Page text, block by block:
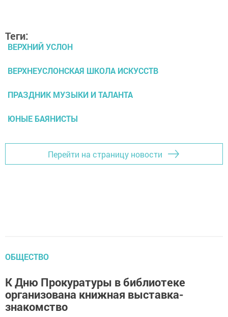
Теги:
ВЕРХНИЙ УСЛОН
ВЕРХНЕУСЛОНСКАЯ ШКОЛА ИСКУССТВ
ПРАЗДНИК МУЗЫКИ И ТАЛАНТА
ЮНЫЕ БАЯНИСТЫ
Перейти на страницу новости
ОБЩЕСТВО
К Дню Прокуратуры в библиотеке
организована книжная выставка-
знакомство